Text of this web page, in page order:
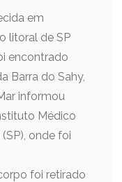
em
litoral de SP
encontrado
Barra do Sahy,
informou
Médico
onde foi
foi retirado